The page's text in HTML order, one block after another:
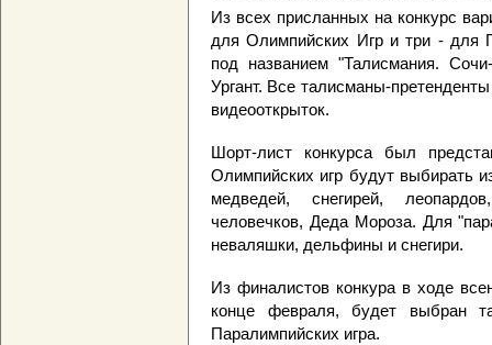
Из всех присланных на конкурс
для Олимпийских Игр и три - для
под названием "Талисмания.
Ургант. Все талисманы-
видеооткрыток.
Шорт-лист конкурса был
Олимпийских игр будут выбирать
медведей, снегирей,
человечков, Деда Мороза. Для
неваляшки, дельфины и снегири.
Из финалистов конкура в ходе
конце февраля, будет выбран
Паралимпийских игра.